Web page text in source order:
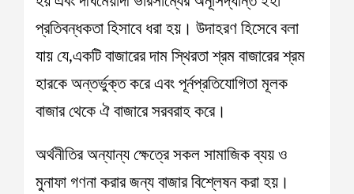
প্রতিবন্ধকতা হিসাবে ধরা হয়। উদাহরণ হিসেবে বলা
যায় যে,একটি বাজারের দাম স্থিরতা শ্রম বাজারের শ্রম
হারকে অন্তর্ভুক্ত করে এবং পূর্নপ্রতিযোগিতা মূলক
বাজার থেকে ঐ বাজারে সরবরাহ করে।
অর্থনীতির অন্যান্য ক্ষেত্রে সকল সামাজিক ব্যয় ও
মুনাফা গণনা করার জন্য বাজার বিশ্লেষন করা হয়।